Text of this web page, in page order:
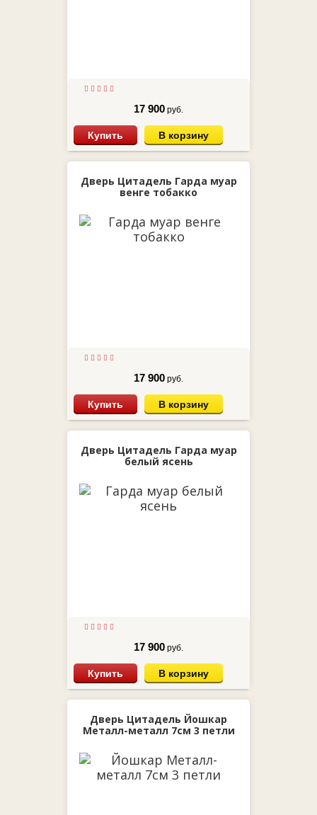
17 900 руб.
Купить В корзину
Дверь Цитадель Гарда муар
венге тобакко
17 900 руб.
Купить В корзину
Дверь Цитадель Гарда муар
белый ясень
17 900 руб.
Купить В корзину
Дверь Цитадель Йошкар
Металл-металл 7см 3 петли